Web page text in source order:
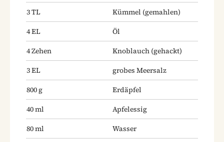
3TL Kümmel (gemahlen)
4EL
Öl
4Zehen Knoblauch (gehackt)
3EL
grobes Meersalz
800g
Erdäpfel
40ml
Apfelessig
80ml
Wasser